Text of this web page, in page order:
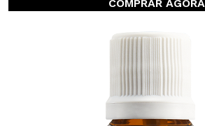
COMPRAR AGORA